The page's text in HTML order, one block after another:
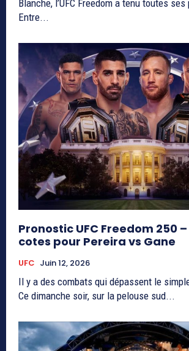
Blanche, l’UFC Freedom a tenu toutes
Entre...
Pronostic UFC Freedom 250
cotes pour Pereira vs Gane
UFC Juin 12, 2026
Il y a des combats qui dépassent le
Ce dimanche soir, sur la pelouse sud...